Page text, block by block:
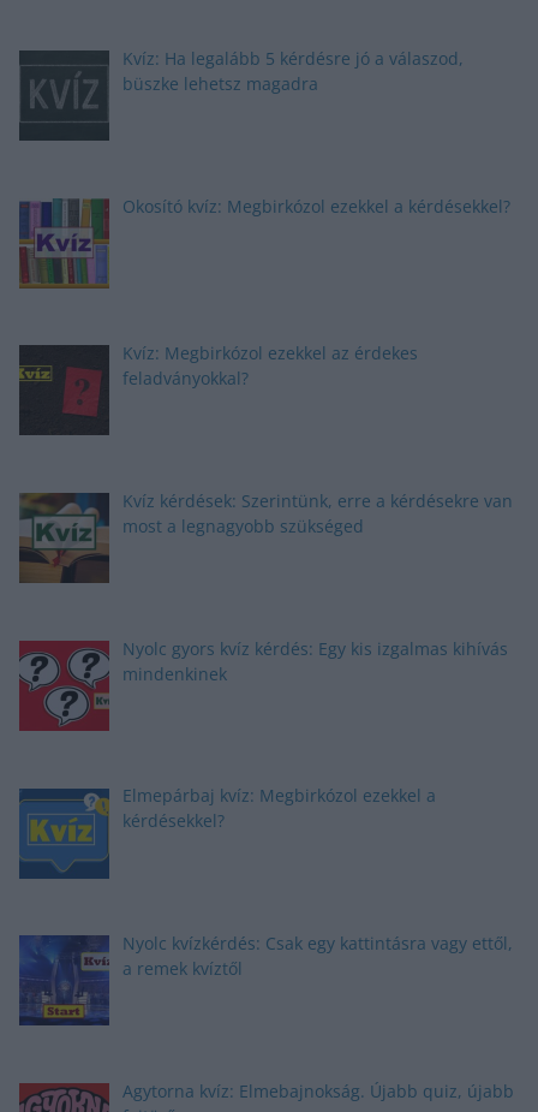
Kvíz: Ha legalább 5 kérdésre jó a válaszod,
büszke lehetsz magadra
Okosító kvíz: Megbirkózol ezekkel a kérdésekkel?
Kvíz: Megbirkózol ezekkel az érdekes
feladványokkal?
Kvíz kérdések: Szerintünk, erre a kérdésekre van
most a legnagyobb szükséged
Nyolc gyors kvíz kérdés: Egy kis izgalmas kihívás
mindenkinek
Elmepárbaj kvíz: Megbirkózol ezekkel a
kérdésekkel?
Nyolc kvízkérdés: Csak egy kattintásra vagy ettől,
a remek kvíztől
Agytorna kvíz: Elmebajnokság. Újabb quiz, újabb